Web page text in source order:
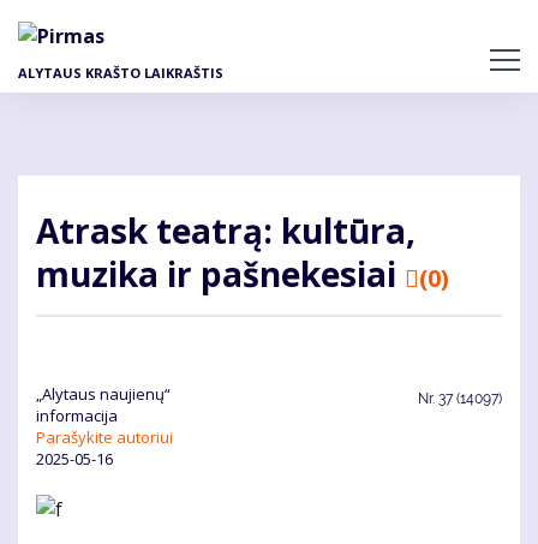
pagrindinį
ALYTAUS KRAŠTO LAIKRAŠTIS
Atrask teatrą: kultūra,
muzika ir pašnekesiai
(0)
„Alytaus naujienų“
informacija
Parašykite autoriui
2025-05-16
Nr. 37 (14097)